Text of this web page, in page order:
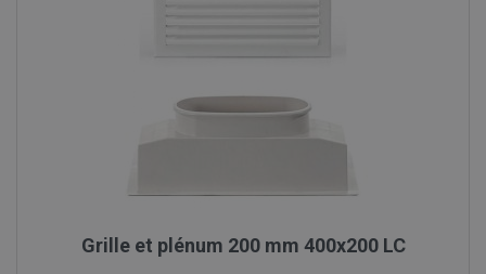
Grille et plénum 200 mm 400x200 LC